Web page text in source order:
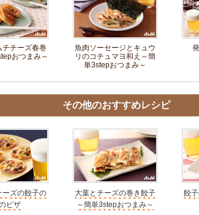
チチーズ春巻
おつまみ～
魚肉ソーセージとキュウ
リのコチュマヨ和え～簡
単3stepおつまみ～
その他のおすすめレシピ
ーズの餃子の
ピザ
大葉とチーズの巻き餃子
～簡単3stepおつまみ～
餃